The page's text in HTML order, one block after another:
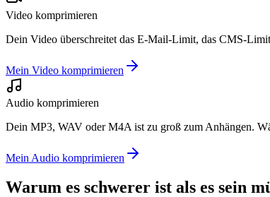
Video komprimieren
Dein Video überschreitet das E-Mail-Limit, das CMS-
Mein Video komprimieren
Audio komprimieren
Dein MP3, WAV oder M4A ist zu groß zum Anhängen.
Mein Audio komprimieren
Warum es schwerer ist als es sein